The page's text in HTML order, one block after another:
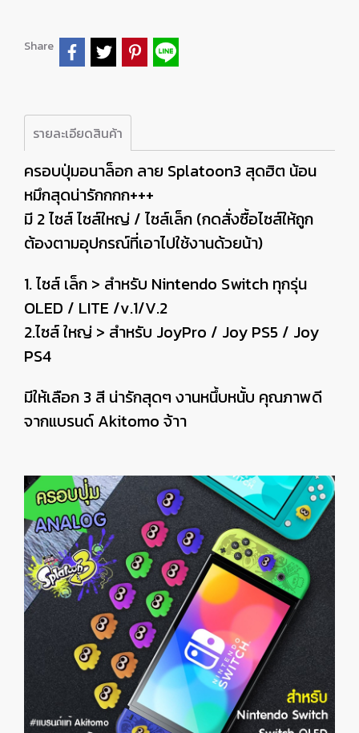
Share
รายละเอียดสินค้า
ครอบปุ่มอนาล็อก ลาย Splatoon3 สุดฮิต น้อน
หมึกสุดน่ารักกกก+++
มี 2 ไซส์ ไซส์ใหญ่ / ไซส์เล็ก (กดสั่งซื้อไซส์ให้ถูก
ต้องตามอุปกรณ์ที่เอาไปใช้งานด้วยน้า)
1. ไซส์ เล็ก > สำหรับ Nintendo Switch ทุกรุ่น
OLED / LITE /v.1/V.2
2.ไซส์ ใหญ่ > สำหรับ JoyPro / Joy PS5 / Joy
PS4
มีให้เลือก 3 สี น่ารักสุดๆ งานหนึ้บหนั้บ คุณภาพดี
จากแบรนด์ Akitomo จ้าา